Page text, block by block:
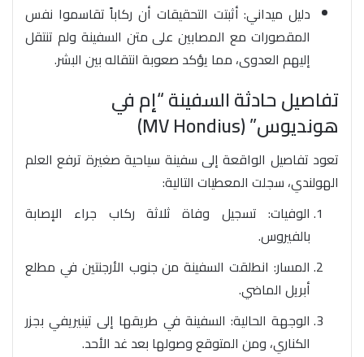
دليل ميداني: أثبتت التحقيقات أن ركاباً تقاسموا نفس
المقصورات مع المصابين على متن السفينة ولم تنتقل
إليهم العدوى، مما يؤكد صعوبة انتقاله بين البشر.
تفاصيل حادثة السفينة “إم في
هونديوس” (MV Hondius)
تعود تفاصيل الواقعة إلى سفينة سياحية صغيرة ترفع العلم
الهولندي، سجلت المعطيات التالية:
الوفيات: تسجيل وفاة ثلاثة ركاب جراء الإصابة
بالفيروس.
المسار: انطلقت السفينة من جنوب الأرجنتين في مطلع
أبريل الماضي.
الوجهة الحالية: السفينة في طريقها إلى تينيريفي بجزر
الكناري، ومن المتوقع وصولها بعد غد الأحد.